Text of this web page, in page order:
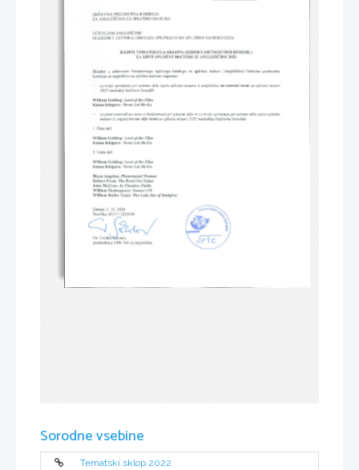
Sorodne vsebine
Tematski sklop 2022